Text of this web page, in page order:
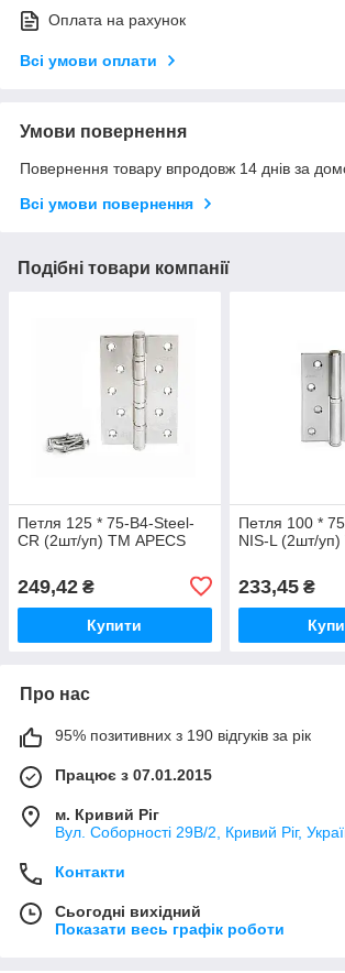
Оплата на рахунок
Всі умови оплати
Умови повернення
Повернення товару впродовж 14 днів за
Всі умови повернення
Подібні товари компанії
Петля 125 * 75-B4-Steel-
CR (2шт/уп) ТМ APECS
249,42 ₴
Купити
Петля 100 *
NIS-L (2шт/
233,45₴
Про нас
95% позитивних з 190 відгуків за рік
Працює з 07.01.2015
м. Кривий Ріг
Вул. Соборності 29В/2, Кривий Ріг,
Контакти
Сьогодні вихідний
Показати весь графік роботи